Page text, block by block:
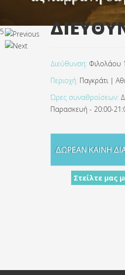
5
Διεύθυνση: Φιλολάου
Περιοχή: Παγκράτι |
Ώρες συναθροίσεων:
Παρασκευή - 20:00-
Στείλτε μας